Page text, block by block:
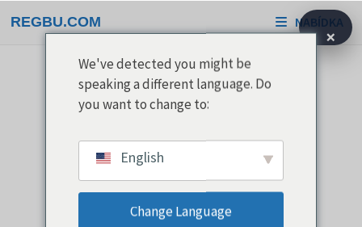
na
REGBU.COM NABÍDKA
×
We've detected you might be
speaking a different language. Do
you want to change to:
English
Change Language